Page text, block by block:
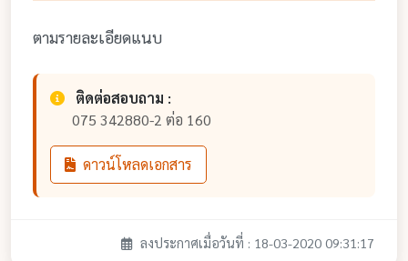
ตามรายละเอียดแนบ
ติดต่อสอบถาม :
075 342880-2 ต่อ 160
ดาวน์โหลดเอกสาร
ลงประกาศเมื่อวันที่ : 18-03-2020 09:31:17